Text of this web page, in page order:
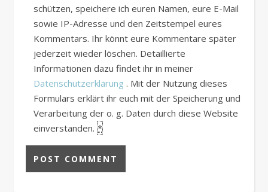
schützen, speichere ich euren Namen, eure E-Mail
sowie IP-Adresse und den Zeitstempel eures
Kommentars. Ihr könnt eure Kommentare später
jederzeit wieder löschen. Detaillierte
Informationen dazu findet ihr in meiner
Datenschutzerklärung . Mit der Nutzung dieses
Formulars erklärt ihr euch mit der Speicherung und
Verarbeitung der o. g. Daten durch diese Website
einverstanden. *